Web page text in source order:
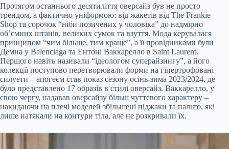
Протягом останнього десятиліття оверсайз був не просто
трендом, а фактично уніформою: від жакетів від The Frankie
Shop та сорочок “ніби позичених у чоловіка” до надмірно
об’ємних штанів, великих сумок та взуття. Мода керувалася
принципом “чим більше, тим краще”, а її провідниками були
Демна у Balenciaga та Ентоні Ваккарелло в Saint Laurent.
Першого навіть називали “ідеологом суперайзингу”, а його
колекції поступово перетворювали форми на гіпертрофовані
силуети – апогеєм став показ сезону осінь-зима 2023/2024, де
було представлено 17 образів в стилі оверсайз. Ваккарелло, у
свою чергу, надавав оверсайзу більш чуттєвого характеру –
накидаючи на плечі моделей збільшені піджаки та пальто, які
лише натякали на контури тіла, але не розкривали їх.